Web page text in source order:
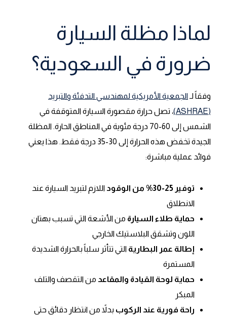
لماذا مظلة السيارة
ضرورة في السعودية؟
وفقاً لـالجمعية الأمريكية لمهندسي التدفئة والتبريد
(ASHRAE)
، تصل حرارة مقصورة السيارة المتوقفة في
الشمس إلى 60-70 درجة مئوية في المناطق الحارة. المظلة
الجيدة تخفض هذه الحرارة إلى 30-35 درجة فقط. هذا يعني
فوائد عملية مباشرة:
توفير 25-30% من الوقود
اللازم لتبريد السيارة عند
الانطلاق
حماية طلاء السيارة من الأشعة التي تسبب بهتان
اللون وتشقق البلاستيك الخارجي
إطالة عمر البطارية التي تتأثر سلباً بالحرارة الشديدة
المستمرة
حماية لوحة القيادة والمقاعد من التقصف والتلف
المبكر
راحة فورية عند الركوب بدلاً من انتظار دقائق حتى